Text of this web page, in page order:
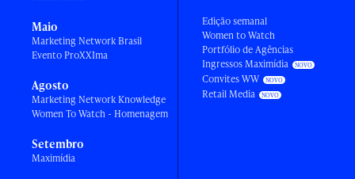
Maio
Marketing Network Brasil
Evento ProXXIma
Agosto
Marketing Network Knowledge
Women To Watch - Homenagem
Setembro
Maximídia
Edição semanal
Women to Watch
Portfólio de Agências
Ingressos Maximídia
Convites WW
Retail Media